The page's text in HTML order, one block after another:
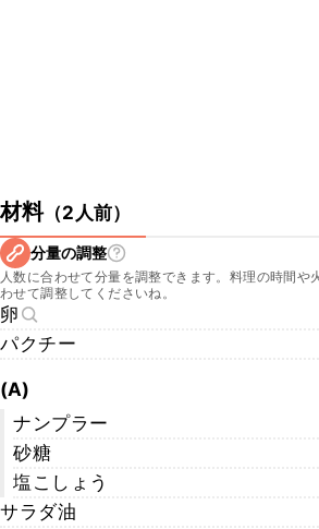
材料（2人前）
分量の調整
人数に合わせて分量を調整できます。料理の時間や
わせて調整してくださいね。
卵
パクチー
(A)
ナンプラー
砂糖
塩こしょう
サラダ油